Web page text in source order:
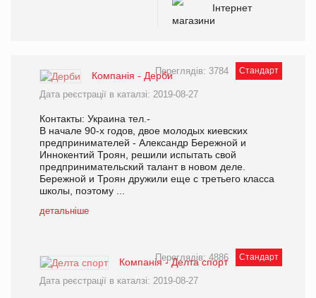
Інтернет
магазини
Переглядів: 3784 Стандарт
Компанія - Дерби
Дата реєстрації в каталзі: 2019-08-27
Контакты: Украина тел.-
В начале 90-х годов, двое молодых киевских
предпринимателей - Александр Бережной и
Иннокентий Троян, решили испытать свой
предпринимательский талант в новом деле.
Бережной и Троян дружили еще с третьего класса
школы, поэтому ...
детальніше
Переглядів: 4886 Стандарт
Компанія - Делта спорт
Дата реєстрації в каталзі: 2019-08-27